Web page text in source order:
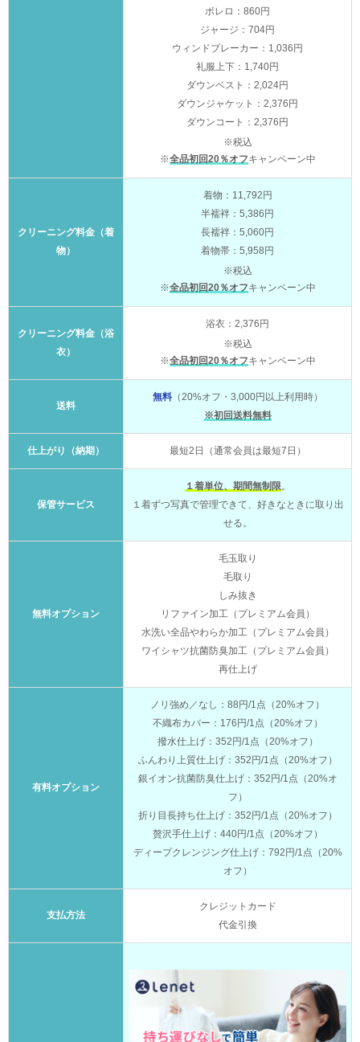
ボレロ：860円
ジャージ：704円
ウィンドブレーカー：1,036円
礼服上下：1,740円
ダウンベスト：2,024円
ダウンジャケット：2,376円
ダウンコート：2,376円
※税込
※全品初回20％オフキャンペーン中
クリーニング料金（着
物）
着物：11,792円
半襦袢：5,386円
長襦袢：5,060円
着物帯：5,958円
※税込
※全品初回20％オフキャンペーン中
クリーニング料金（浴
衣）
浴衣：2,376円
※税込
※全品初回20％オフキャンペーン中
送料
無料（20%オフ・3,000円以上利用時）
※初回送料無料
仕上がり（納期） 最短2日（通常会員は最短7日）
保管サービス
１着単位、期間無制限。
１着ずつ写真で管理できて、好きなときに取り出
せる。
無料オプション
毛玉取り
毛取り
しみ抜き
リファイン加工（プレミアム会員）
水洗い全品やわらか加工（プレミアム会員）
ワイシャツ抗菌防臭加工（プレミアム会員）
再仕上げ
有料オプション
ノリ強め／なし：88円/1点（20%オフ）
不織布カバー：176円/1点（20%オフ）
撥水仕上げ：352円/1点（20%オフ）
ふんわり上質仕上げ：352円/1点（20%オフ）
銀イオン抗菌防臭仕上げ：352円/1点（20%オ
フ）
折り目長持ち仕上げ：352円/1点（20%オフ）
贅沢手仕上げ：440円/1点（20%オフ）
ディープクレンジング仕上げ：792円/1点（20%
オフ）
支払方法
クレジットカード
代金引換